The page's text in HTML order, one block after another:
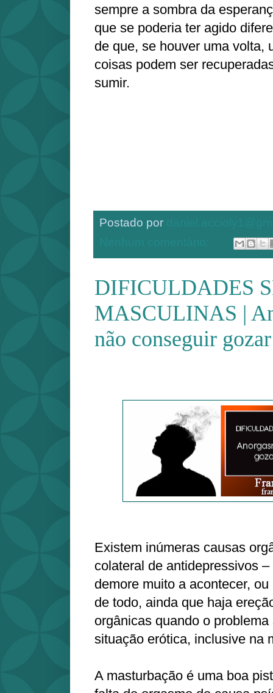
sempre a sombra da
que se poderia ter agido
de que, se houver uma volta,
coisas podem ser
sumir.
Postado por
DIFICULDADES
MASCULINAS |
não conseguir
Existem inúmeras causas
colateral de antidepressivos
demore muito a acontecer,
de todo, ainda que haja
orgânicas quando o
situação erótica, inclusive na
A masturbação é uma boa